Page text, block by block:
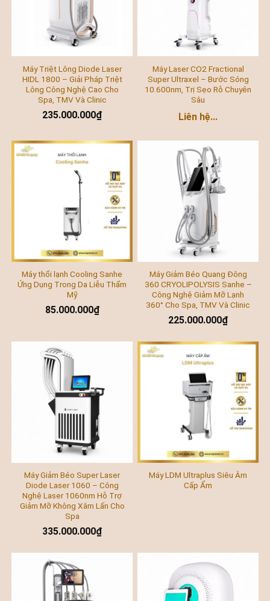
Máy Triệt Lông Diode Laser
HIDL 1800 – Giải Pháp Triệt
Lông Công Nghệ Cao Cho
Spa, TMV Và Clinic
235.000.000₫
Máy Laser CO2 Fractional
Super Ultraxel – Bước Sóng
10.600nm, Trị Sẹo Rỗ Chuyên
Sâu
Liên hệ...
Máy thổi lạnh Cooling Sanhe
Ứng Dụng Trong Da Liễu Thẩm
Mỹ
85.000.000₫
Máy Giảm Béo Quang Đông
360 CRYOLIPOLYSIS Sanhe –
Công Nghệ Giảm Mỡ Lạnh
360° Cho Spa, TMV Và Clinic
225.000.000₫
Máy Giảm Béo Super Laser
Diode Laser 1060 – Công
Nghệ Laser 1060nm Hỗ Trợ
Giảm Mỡ Không Xâm Lấn Cho
Spa
335.000.000₫
Máy LDM Ultraplus Siêu Âm
Cấp Ẩm